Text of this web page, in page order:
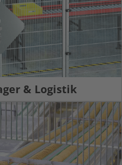
& Logistik